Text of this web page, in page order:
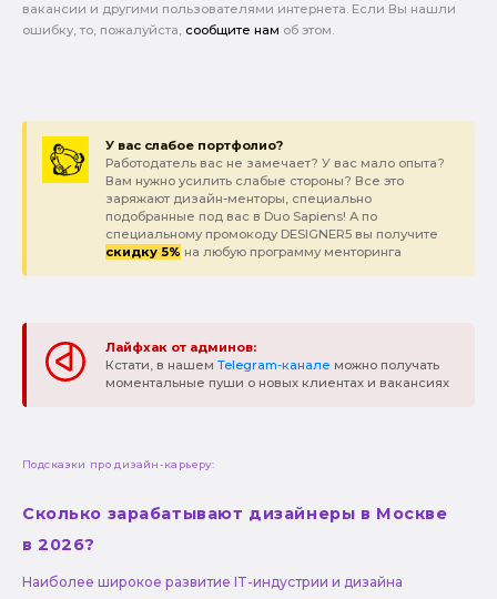
вакансии и другими пользователями интернета. Если Вы нашли
ошибку, то, пожалуйста, сообщите нам об этом.
У вас слабое портфолио?
Работодатель вас не замечает? У вас мало опыта?
Вам нужно усилить слабые стороны? Все это
заряжают дизайн-менторы, специально
подобранные под вас в Duo Sapiens! А по
специальному промокоду DESIGNER5 вы получите
скидку 5% на любую программу менторинга
Лайфхак от админов:
Кстати, в нашем Telegram-канале можно получать
моментальные пуши о новых клиентах и вакансиях
Подсказки про дизайн-карьеру:
Сколько зарабатывают дизайнеры в Москве
в 2026?
Наиболее широкое развитие IT-индустрии и дизайна